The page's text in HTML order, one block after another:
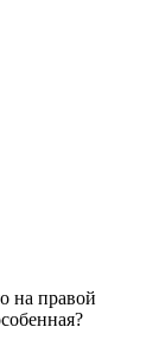
на правой